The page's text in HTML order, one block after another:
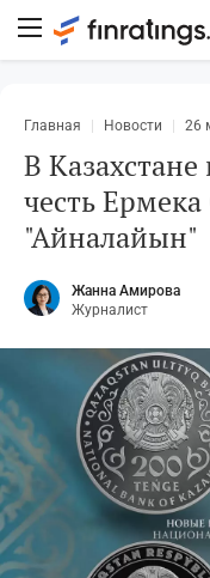
Главная Новости 26
В
честь
"Айналайын"
Жанна Амирова
Журналист